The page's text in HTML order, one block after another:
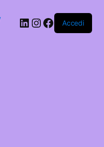
LinkedIn
Instagram
Facebook
Accedi